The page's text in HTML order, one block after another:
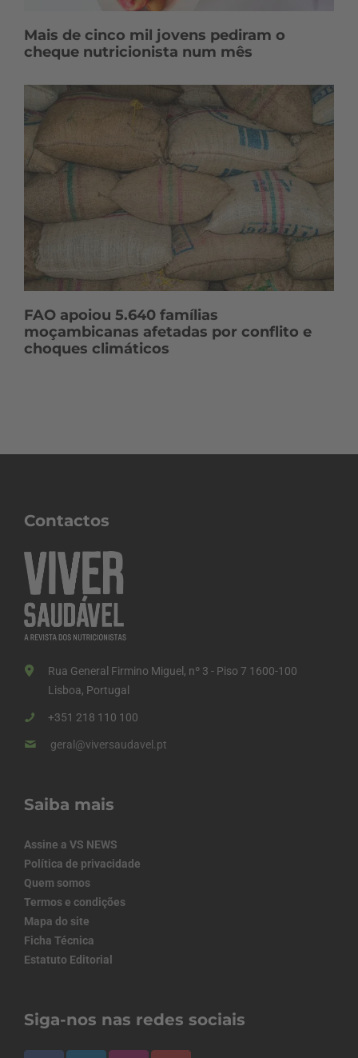
Mais de cinco mil jovens pediram o
cheque nutricionista num mês
FAO apoiou 5.640 famílias
moçambicanas afetadas por conflito e
choques climáticos
Contactos
Rua General Firmino Miguel, nº 3 - Piso 7 1600-100
Lisboa, Portugal
+351 218 110 100
geral@viversaudavel.pt
Saiba mais
Assine a VS NEWS
Política de privacidade
Quem somos
Termos e condições
Mapa do site
Ficha Técnica
Estatuto Editorial
Siga-nos nas redes sociais